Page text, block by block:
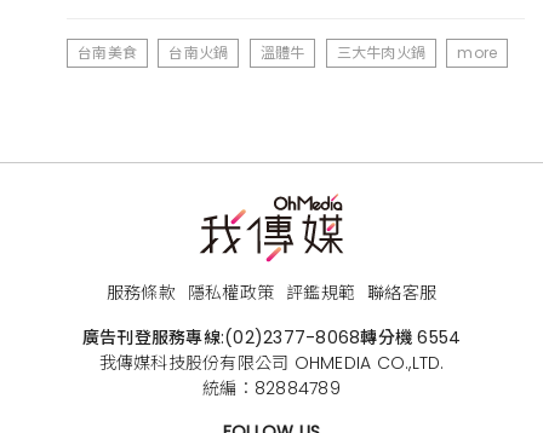
台南美食 台南火鍋 溫體牛 三大牛肉火鍋 more
服務條款 隱私權政策 評鑑規範 聯絡客服
廣告刊登服務專線:(02)2377-8068轉分機 6554
我傳媒科技股份有限公司 OHMEDIA CO.,LTD.
統編：82884789